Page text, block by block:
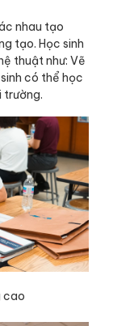
nhau tạo
tạo. Học sinh
thuật như: Vẽ
có thể học
trường.
cao